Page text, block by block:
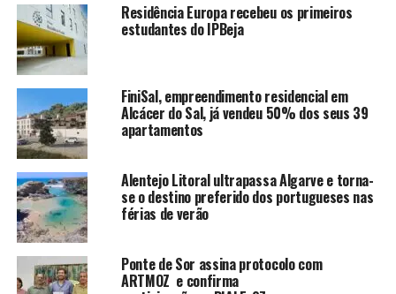
Residência Europa recebeu os primeiros
estudantes do IPBeja
FiniSal, empreendimento residencial em
Alcácer do Sal, já vendeu 50% dos seus 39
apartamentos
Alentejo Litoral ultrapassa Algarve e torna-
se o destino preferido dos portugueses nas
férias de verão
Ponte de Sor assina protocolo com
ARTMOZ e confirma